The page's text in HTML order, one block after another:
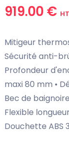
919.00 € HT
Mitigeur
Sécurité anti-
Profondeur
maxi 80 mm •
Bec de
Flexible
Douchette ABS